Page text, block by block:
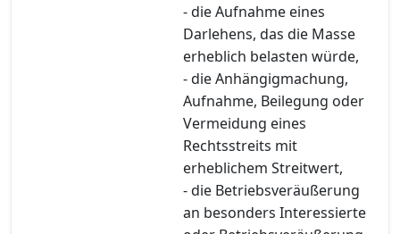
- die Aufnahme eines
Darlehens, das die Masse
erheblich belasten würde,
- die Anhängigmachung,
Aufnahme, Beilegung oder
Vermeidung eines
Rechtsstreits mit
erheblichem Streitwert,
- die Betriebsveräußerung
an besonders Interessierte